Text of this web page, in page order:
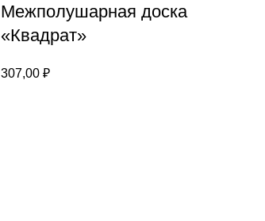
Межполушарная доска
«Квадрат»
307,00 ₽